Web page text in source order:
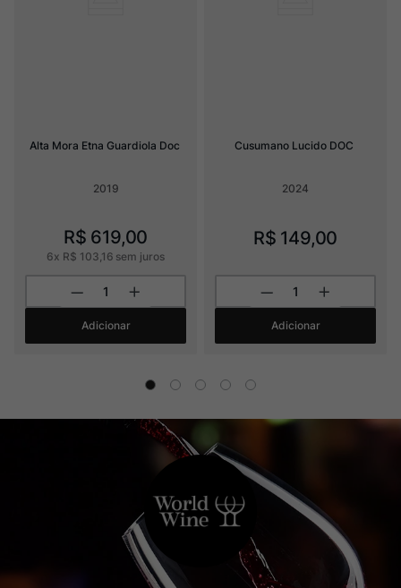
Alta Mora Etna Guardiola Doc
2019
R$ 619,00
6x R$ 103,16 sem juros
Adicionar
Cusumano Lucido DOC
2024
R$ 149,00
Adicionar